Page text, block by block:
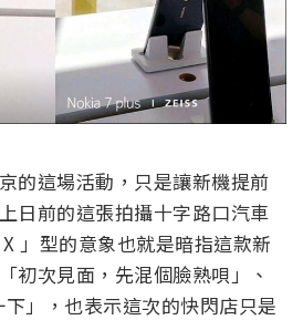
的這場活動，只是讓新機提前
日前的這張拍攝十字路口汽車
」型的意象也就是暗指這款新
初次見面，先混個臉熟唄」、
下」，也表示這次的快閃店只是